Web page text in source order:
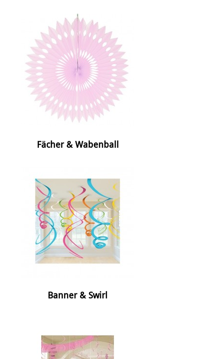
Fächer & Wabenball
Banner & Swirl